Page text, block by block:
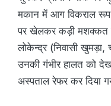
मकान में आग विकराल रूप
पर खेलकर कड़ी मशक्कत
लोकेन्द्र (निवासी खुमड़ा,
उनकी गंभीर हालत को
अस्पताल रेफर कर दिया